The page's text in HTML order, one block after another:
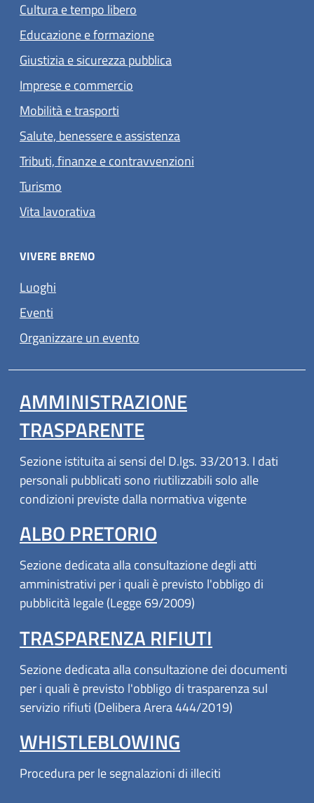
Cultura e tempo libero
Educazione e formazione
Giustizia e sicurezza pubblica
Imprese e commercio
Mobilità e trasporti
Salute, benessere e assistenza
Tributi, finanze e contravvenzioni
Turismo
Vita lavorativa
VIVERE BRENO
Luoghi
Eventi
Organizzare un evento
AMMINISTRAZIONE
TRASPARENTE
Sezione istituita ai sensi del D.lgs. 33/2013. I dati
personali pubblicati sono riutilizzabili solo alle
condizioni previste dalla normativa vigente
ALBO PRETORIO
Sezione dedicata alla consultazione degli atti
amministrativi per i quali è previsto l'obbligo di
pubblicità legale (Legge 69/2009)
TRASPARENZA RIFIUTI
Sezione dedicata alla consultazione dei documenti
per i quali è previsto l'obbligo di trasparenza sul
servizio rifiuti (Delibera Arera 444/2019)
WHISTLEBLOWING
Procedura per le segnalazioni di illeciti